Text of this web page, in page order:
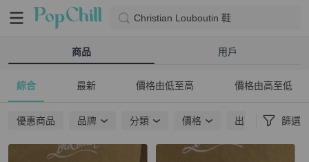
Christian Louboutin 鞋
商品 用戶
綜合 最新 價格由低至高 價格由高至低
優惠商品 品牌 分類 價格 出貨地點 篩選